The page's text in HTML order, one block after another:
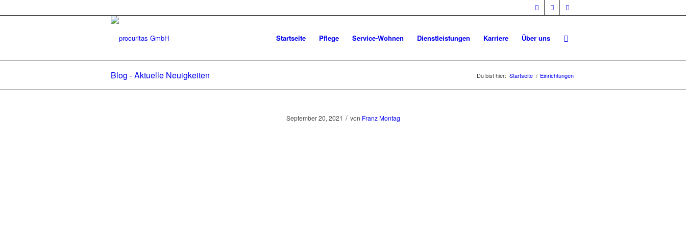
Startseite Pflege Service-Wohnen Dienstleistungen Karriere Über uns
Blog - Aktuelle Neuigkeiten Du bist hier: Startseite / Einrichtungen
September 20, 2021 / von Franz Montag